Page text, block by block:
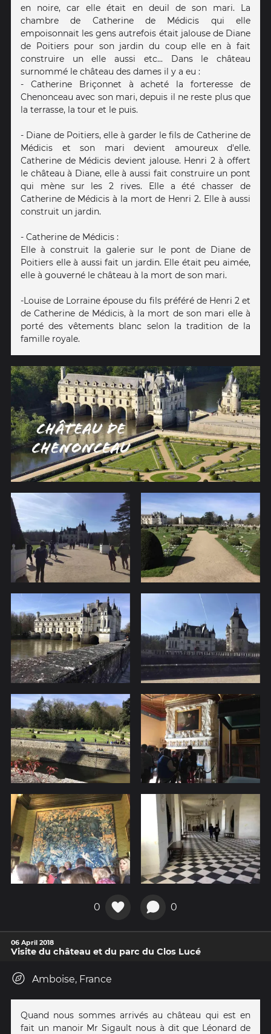
en noire, car elle était en deuil de son mari. La
chambre de Catherine de Médicis qui elle
empoisonnait les gens autrefois était jalouse de Diane
de Poitiers pour son jardin du coup elle en à fait
construire un elle aussi etc... Dans le château
surnommé le château des dames il y a eu :
- Catherine Briçonnet à acheté la forteresse de
Chenonceau avec son mari, depuis il ne reste plus que
la terrasse, la tour et le puis.
- Diane de Poitiers, elle à garder le fils de Catherine de
Médicis et son mari devient amoureux d'elle.
Catherine de Médicis devient jalouse. Henri 2 à offert
le château à Diane, elle à aussi fait construire un pont
qui mène sur les 2 rives. Elle a été chasser de
Catherine de Médicis à la mort de Henri 2. Elle à aussi
construit un jardin.
- Catherine de Médicis :
Elle à construit la galerie sur le pont de Diane de
Poitiers elle à aussi fait un jardin. Elle était peu aimée,
elle à gouverné le château à la mort de son mari.
-Louise de Lorraine épouse du fils préféré de Henri 2 et
de Catherine de Médicis, à la mort de son mari elle à
porté des vêtements blanc selon la tradition de la
famille royale.
0 0
06 April 2018
Visite du château et du parc du Clos Lucé
Amboise, France
Quand nous sommes arrivés au château qui est en
fait un manoir Mr Sigault nous à dit que Léonard de